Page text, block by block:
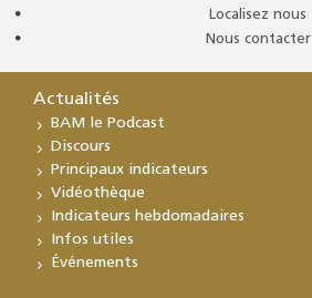
Localisez nous
Nous contacter
Actualités
BAM le Podcast
Discours
Principaux indicateurs
Vidéothèque
Indicateurs hebdomadaires
Infos utiles
Événements